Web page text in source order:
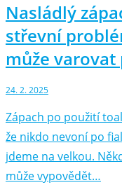
Nasládlý
střevní
může
24. 2. 2025
Zápach po použití
že nikdo nevoní po
jdeme na velkou.
může vypovědět…